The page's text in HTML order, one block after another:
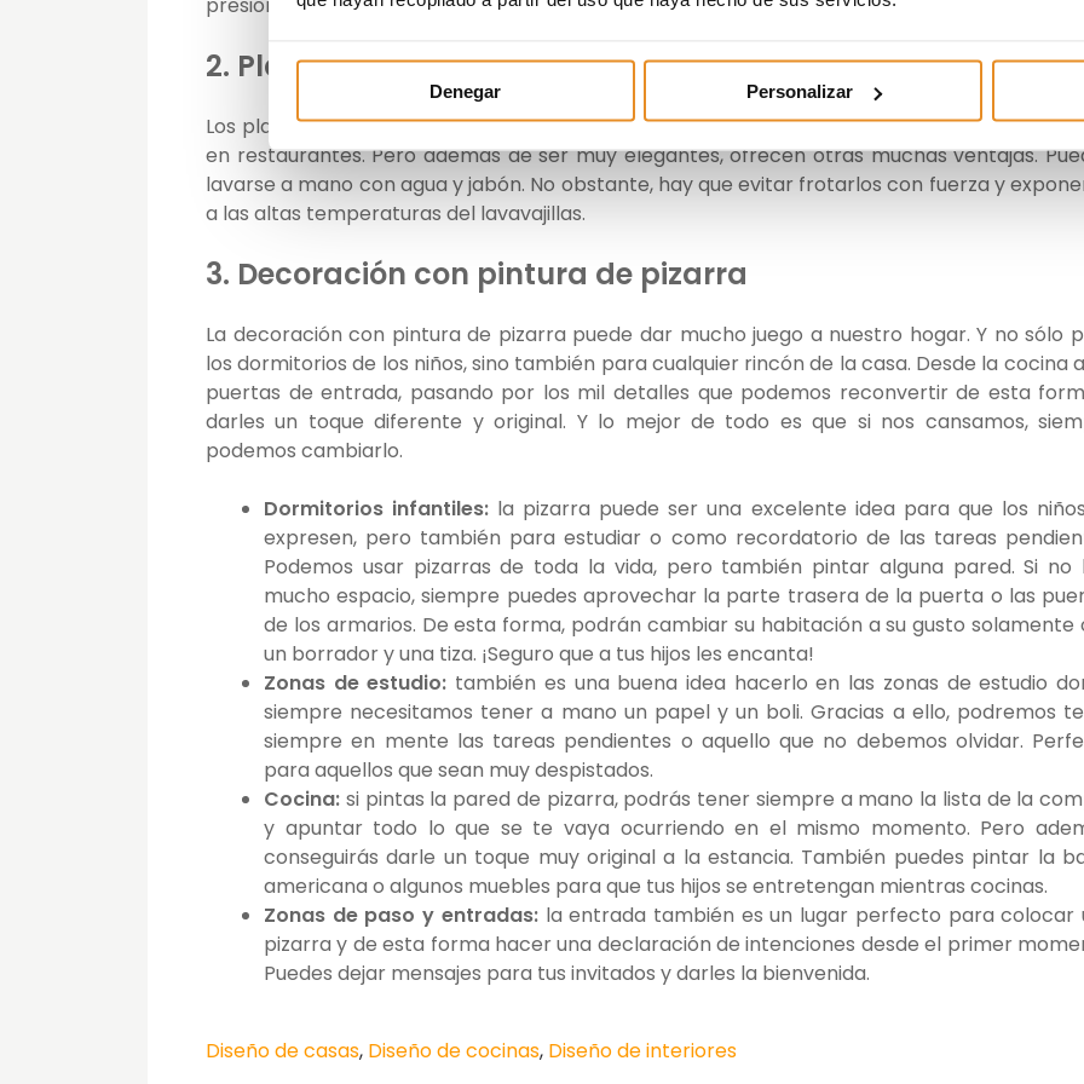
Denegar Personalizar
presionarlas para asegurarnos de que no se mueven.
2. Platos y bandejas de pizarra
Los platos y bandejas de pizarra están de moda. Seguro que has podido verlos más de una
en restaurantes. Pero además de ser muy elegantes, ofrecen otras muchas ventajas.
lavarse a mano con agua y jabón. No obstante, hay que evitar frotarlos con fuerza y
a las altas temperaturas del lavavajillas.
3. Decoración con pintura de pizarra
La decoración con pintura de pizarra puede dar mucho juego a nuestro hogar. Y no sólo
los dormitorios de los niños, sino también para cualquier rincón de la casa. Desde la cocina
puertas de entrada, pasando por los mil detalles que podemos reconvertir de esta
darles un toque diferente y original. Y lo mejor de todo es que si nos cansamos,
podemos cambiarlo.
Dormitorios infantiles: la pizarra puede ser una excelente idea para que los
expresen, pero también para estudiar o como recordatorio de las tareas
Podemos usar pizarras de toda la vida, pero también pintar alguna pared. Si no
mucho espacio, siempre puedes aprovechar la parte trasera de la puerta o las
de los armarios. De esta forma, podrán cambiar su habitación a su gusto solamente
un borrador y una tiza. ¡Seguro que a tus hijos les encanta!
Zonas de estudio: también es una buena idea hacerlo en las zonas de estudio
siempre necesitamos tener a mano un papel y un boli. Gracias a ello, podremos
siempre en mente las tareas pendientes o aquello que no debemos olvidar.
para aquellos que sean muy despistados.
Cocina: si pintas la pared de pizarra, podrás tener siempre a mano la lista de la
y apuntar todo lo que se te vaya ocurriendo en el mismo momento. Pero
conseguirás darle un toque muy original a la estancia. También puedes pintar la
americana o algunos muebles para que tus hijos se entretengan mientras cocinas.
Zonas de paso y entradas: la entrada también es un lugar perfecto para colocar
pizarra y de esta forma hacer una declaración de intenciones desde el primer
Puedes dejar mensajes para tus invitados y darles la bienvenida.
Diseño de casas, Diseño de cocinas, Diseño de interiores